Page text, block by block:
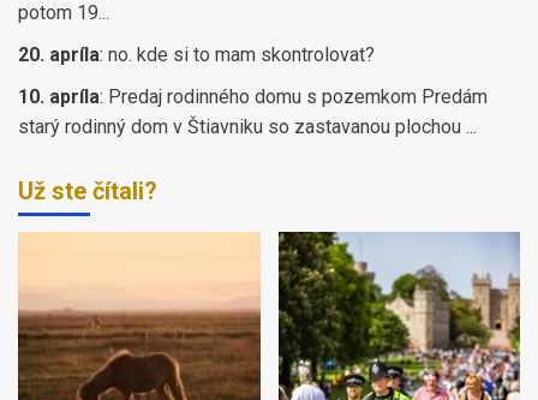
potom 19...
20. apríla: no. kde si to mam skontrolovat?
10. apríla: Predaj rodinného domu s pozemkom Predám
starý rodinný dom v Štiavniku so zastavanou plochou ...
Už ste čítali?